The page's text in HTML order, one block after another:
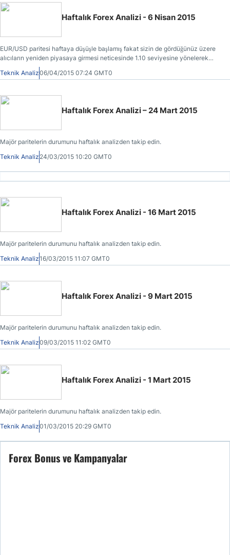
Haftalık Forex Analizi - 6 Nisan 2015
EUR/USD paritesi haftaya düşüşle başlamış fakat sizin de gördüğünüz üzere
alıcıların yeniden piyasaya girmesi neticesinde 1.10 seviyesine yönelerek
çekiç meydana getirmiştir.
Teknik Analiz06/04/2015 07:24 GMT0
Haftalık Forex Analizi – 24 Mart 2015
Majör paritelerin durumunu haftalık analizden takip edin.
Teknik Analiz 24/03/2015 10:20 GMT0
Haftalık Forex Analizi - 16 Mart 2015
Majör paritelerin durumunu haftalık analizden takip edin.
Teknik Analiz16/03/2015 11:07 GMT0
Haftalık Forex Analizi - 9 Mart 2015
Majör paritelerin durumunu haftalık analizden takip edin.
Teknik Analiz09/03/2015 11:02 GMT0
Haftalık Forex Analizi - 1 Mart 2015
Majör paritelerin durumunu haftalık analizden takip edin.
Teknik Analiz01/03/2015 20:29 GMT0
Forex Bonus ve Kampanyalar